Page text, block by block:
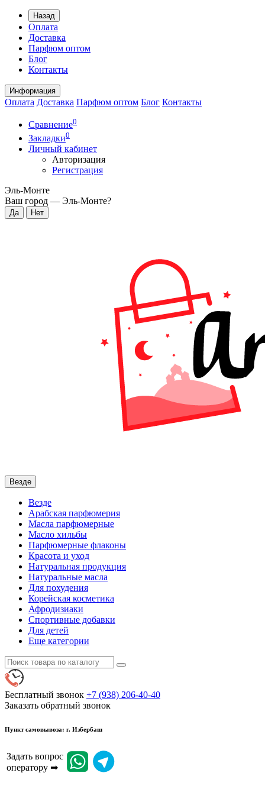
Назад
Оплата
Доставка
Парфюм оптом
Блог
Контакты
Информация
Оплата Доставка Парфюм оптом Блог Контакты
Сравнение0
Закладки0
Личный кабинет
Авторизация
Регистрация
Эль-Монте
Ваш город — Эль-Монте?
Везде
Везде
Арабская парфюмерия
Масла парфюмерные
Масло хильбы
Парфюмерные флаконы
Красота и уход
Натуральная продукция
Натуральные масла
Для похудения
Корейская косметика
Афродизиаки
Спортивные добавки
Для детей
Еще категории
Бесплатный звонок +7 (938) 206-40-40
Заказать обратный звонок
Пункт самовывоза: г. Избербаш
Задать вопрос
оператору ➡